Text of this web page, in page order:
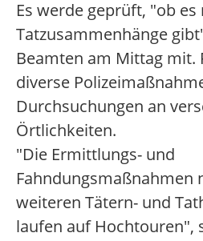
Es werde geprüft, "ob
Tatzusammenhänge
Beamten am Mittag mit.
diverse
Durchsuchungen an
Örtlichkeiten.
"Die Ermittlungs- und
Fahndungsmaßnahmen
weiteren Tätern- und
laufen auf Hochtouren",